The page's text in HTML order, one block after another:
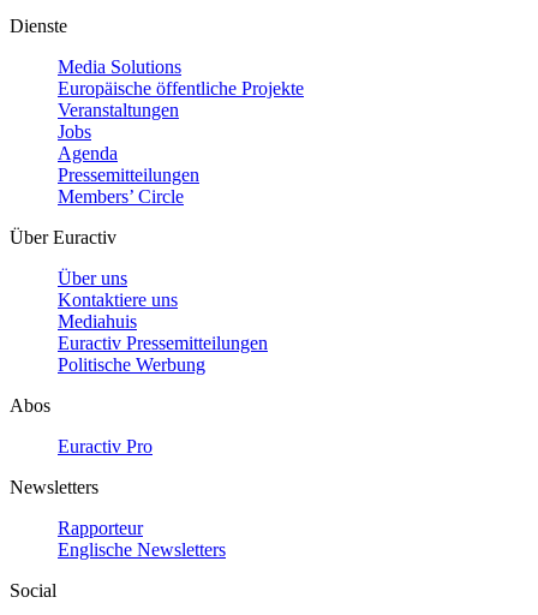
Dienste
Media Solutions
Europäische öffentliche Projekte
Veranstaltungen
Jobs
Agenda
Pressemitteilungen
Members’ Circle
Über Euractiv
Über uns
Kontaktiere uns
Mediahuis
Euractiv Pressemitteilungen
Politische Werbung
Abos
Euractiv Pro
Newsletters
Rapporteur
Englische Newsletters
Social